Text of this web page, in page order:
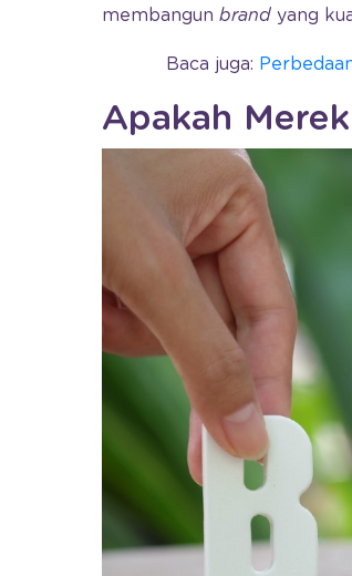
membangun brand yang
Baca juga:
Apakah